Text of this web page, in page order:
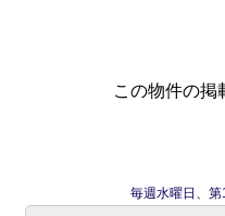
この物件の掲
毎週水曜日、